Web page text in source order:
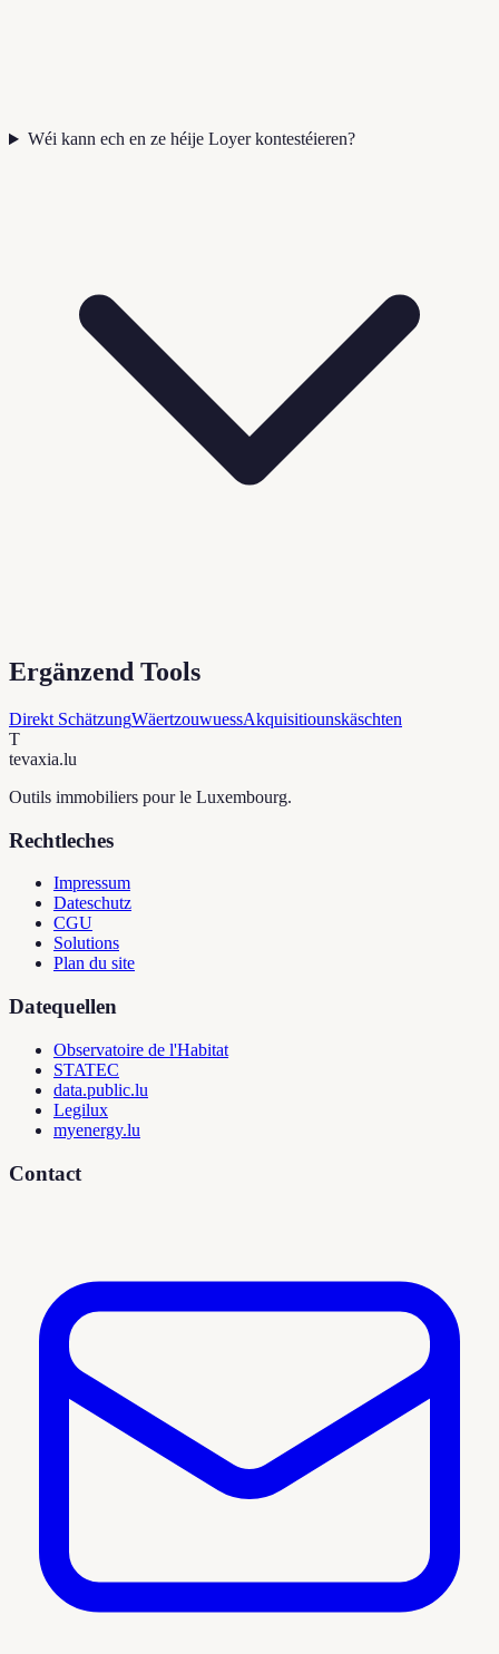
Wéi kann ech en ze héije Loyer kontestéieren?
Ergänzend Tools
Direkt SchätzungWäertzouwuessAkquisitiounskäschten
T
tevaxia.lu
Outils immobiliers pour le Luxembourg.
Rechtleches
Impressum
Dateschutz
CGU
Solutions
Plan du site
Datequellen
Observatoire de l'Habitat
STATEC
data.public.lu
Legilux
myenergy.lu
Contact